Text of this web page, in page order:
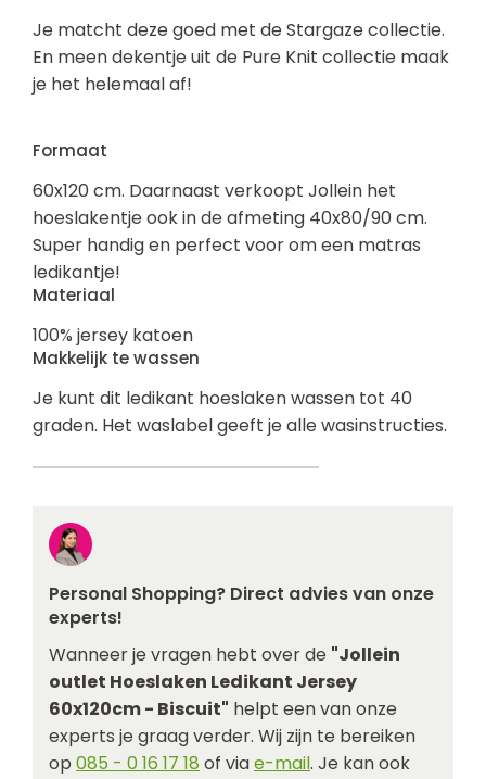
Je matcht deze goed met de Stargaze collectie.
En meen dekentje uit de Pure Knit collectie maak
je het helemaal af!
Formaat
60x120 cm. Daarnaast verkoopt Jollein het
hoeslakentje ook in de afmeting 40x80/90 cm.
Super handig en perfect voor om een matras
ledikantje!
Materiaal
100% jersey katoen
Makkelijk te wassen
Je kunt dit ledikant hoeslaken wassen tot 40
graden. Het waslabel geeft je alle wasinstructies.
Personal Shopping? Direct advies van onze
experts!
Wanneer je vragen hebt over de "Jollein
outlet Hoeslaken Ledikant Jersey
60x120cm - Biscuit" helpt een van onze
experts je graag verder. Wij zijn te bereiken
op 085 - 0 16 17 18 of viae-mail. Je kan ook